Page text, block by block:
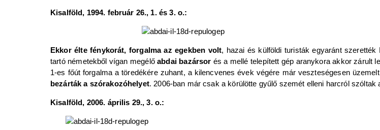
Kisalföld, 1994. február 26., 1. és 3. o.:
Ekkor élte fénykorát, forgalma az egekben volt, hazai és külföldi turisták egyaránt
tartó németekből vígan megélőabdai bazársor és a mellé telepített gép aranykora akkor zárult
1-es főút forgalma a töredékére zuhant, a kilencvenes évek végére már veszteségesen
bezárták a szórakozóhelyet. 2006-ban már csak a körülötte gyűlő szemét elleni harcról szóltak
Kisalföld, 2006. április 29., 3. o.: